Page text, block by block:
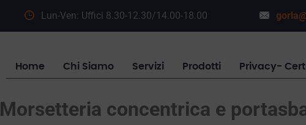
Lun-Ven: Uffici 8.30-12.30/14.00-18.00
Home Chi Siamo Servizi Prodotti Privacy-
Morsetteria concentrica e